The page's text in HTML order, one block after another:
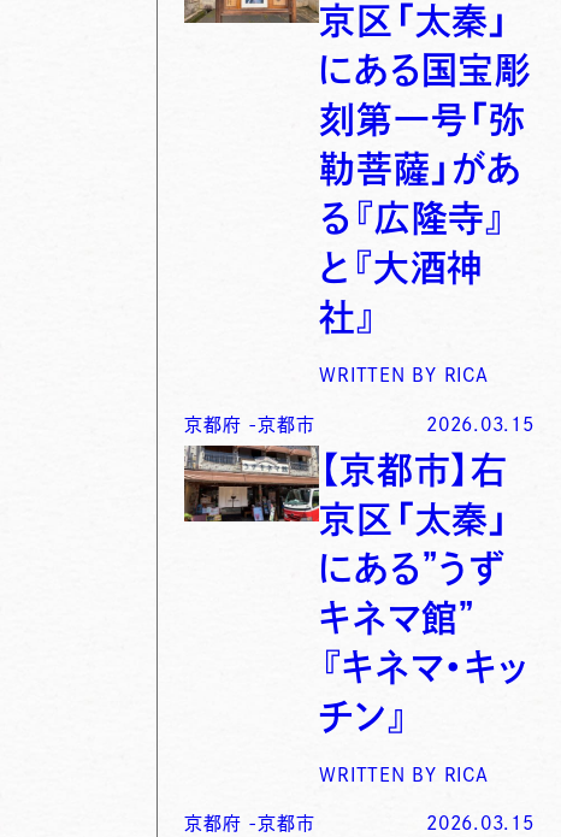
京区「太秦」
にある国宝彫
刻第一号「弥
勒菩薩」があ
る『広隆寺』
と『大酒神
社』
WRITTEN BY RICA
京都府 -京都市 2026.03.15
【京都市】右
京区「太秦」
にある”うず
キネマ館”
『キネマ・キッ
チン』
WRITTEN BY RICA
京都府 -京都市 2026.03.15